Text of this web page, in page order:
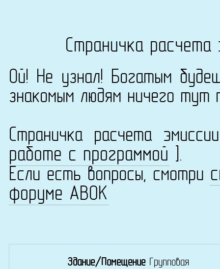
Страничка
Ой! Не узнал! Богатым
знакомым людям ничего тут
Страничка расчета
работе с программой ].
Если есть вопросы, смотри
форуме АВОК
Здание/Помещение Групповая